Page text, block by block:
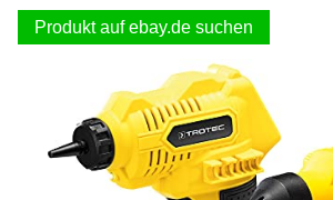
Produkt auf ebay.de suchen